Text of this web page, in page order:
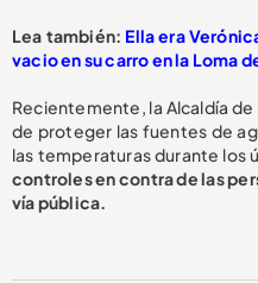
Lea también: Ella era
vacio en su carro en la Loma
Recientemente, la Alcaldía de
de proteger las fuentes de
las temperaturas durante los
controles en contra de las
vía pública.